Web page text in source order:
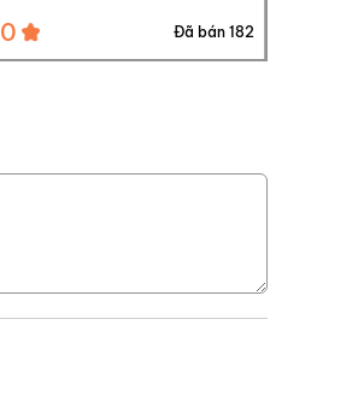
0 Đã bán 32